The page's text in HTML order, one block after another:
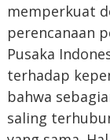
memperkuat
perencanaan
Pusaka
terhadap
bahwa
saling